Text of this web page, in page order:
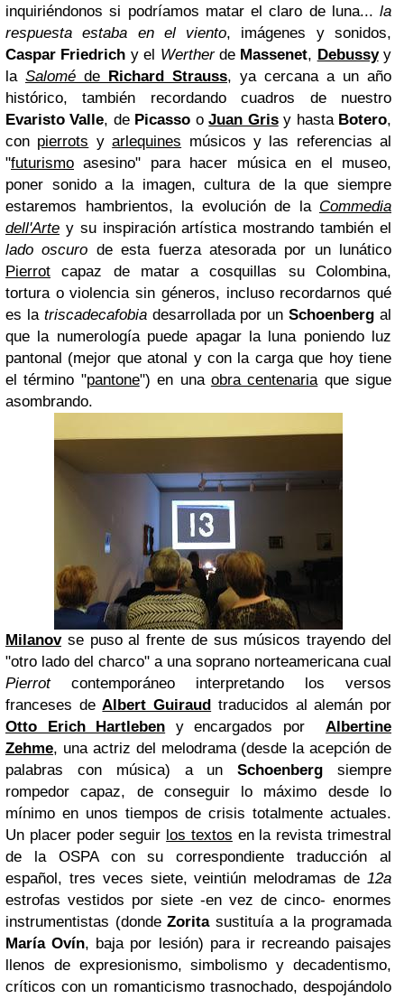
inquiriéndonos si podríamos matar el claro de luna... la
respuesta estaba en el viento, imágenes y sonidos,
Caspar Friedrich y el Wertherde Massenet, Debussyy
la Salomé de Richard Strauss, ya cercana a un año
histórico, también recordando cuadros de nuestro
Evaristo Valle, de Picasso oJuan Grisy hasta Botero,
con pierrots yarlequines músicos y las referencias al
"futurismo asesino" para hacer música en el museo,
poner sonido a la imagen, cultura de la que siempre
estaremos hambrientos, la evolución de la Commedia
dell'Arte y su inspiración artística mostrando también el
lado oscuro de esta fuerza atesorada por un lunático
Pierrot capaz de matar a cosquillas su Colombina,
tortura o violencia sin géneros, incluso recordarnos qué
es la triscadecafobiadesarrollada por unSchoenberg al
que la numerología puede apagar la luna poniendo luz
pantonal (mejor que atonal y con la carga que hoy tiene
el término "pantone") en una obra centenariaque sigue
asombrando.
Milanovse puso al frente de sus músicos trayendo del
"otro lado del charco" a una soprano norteamericana cual
Pierrotcontemporáneo interpretando los versos
franceses deAlbert Guiraud traducidos al alemán por
Otto Erich Hartleben y encargados porAlbertine
Zehme, una actriz del melodrama (desde la acepción de
palabras con música) a unSchoenberg siempre
rompedor capaz, de conseguir lo máximo desde lo
mínimo en unos tiempos de crisis totalmente actuales.
Un placer poder seguir los textos en la revista trimestral
de la OSPA con su correspondiente traducción al
español, tres veces siete, veintiún melodramas de 12a
estrofas vestidos por siete -en vez de cinco- enormes
instrumentistas (dondeZoritasustituía a la programada
María Ovín, baja por lesión) para ir recreando paisajes
llenos de expresionismo, simbolismo y decadentismo,
críticos con un romanticismo trasnochado, despojándolo